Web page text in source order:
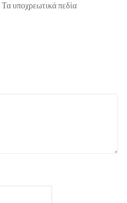
Τα υποχρεωτικά πεδία